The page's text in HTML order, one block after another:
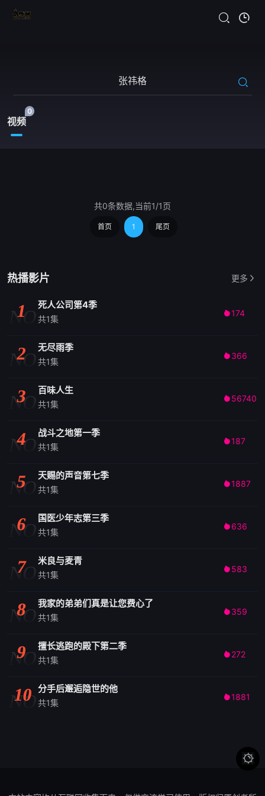
视频
0
共0条数据,当前1/1页
首页 1 尾页
热播影片 更多
NO
1 死人公司第4季
共1集
174
NO
2 无尽雨季
共1集
 366
NO
3 百味人生
共1集
 56740
NO
4 战斗之地第一季
共1集
187
NO
5 天赐的声音第七季
共1集
1887
NO
6 国医少年志第三季
共1集
 636
NO
7 米良与麦青
共1集
 583
NO
8 我家的弟弟们真是让您费心了
共1集
 359
NO
9 擅长逃跑的殿下第二季
共1集
 272
NO
10 分手后邂逅隐世的他
共1集
1881
